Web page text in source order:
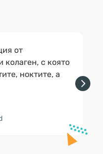
от
колаген, с която
ноктите, а